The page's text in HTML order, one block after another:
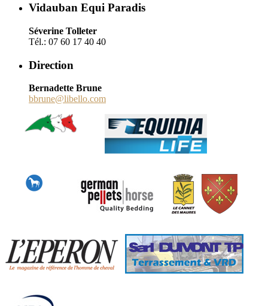
Vidauban Equi Paradis
Séverine Tolleter
Tél.: 07 60 17 40 40
Direction
Bernadette Brune
bbrune@libello.com